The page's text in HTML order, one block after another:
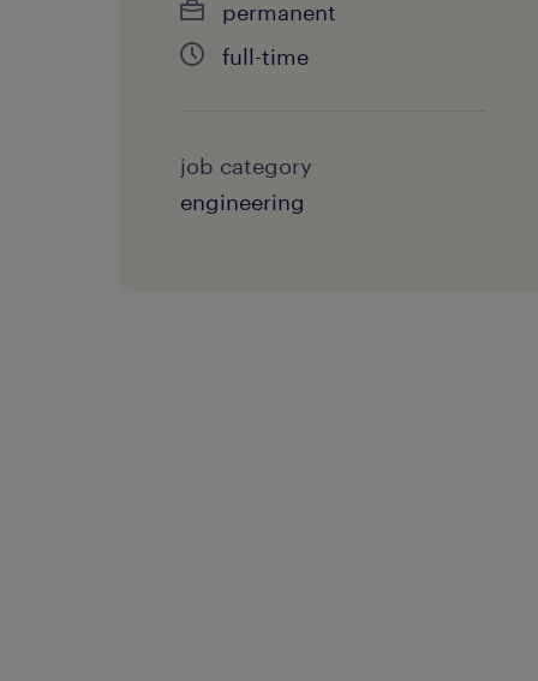
permanent
full-time
job category
engineering